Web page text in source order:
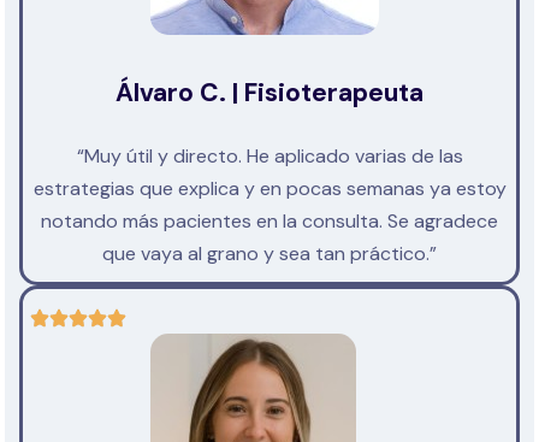
Álvaro C. | Fisioterapeuta
“Muy útil y directo. He aplicado varias de las
estrategias que explica y en pocas semanas ya estoy
notando más pacientes en la consulta. Se agradece
que vaya al grano y sea tan práctico.”